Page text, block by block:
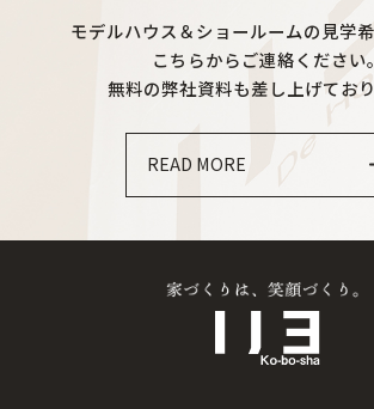
モデルハウス＆ショールームの見学希
こちらからご連絡ください
無料の弊社資料も差し上げており
READ MORE